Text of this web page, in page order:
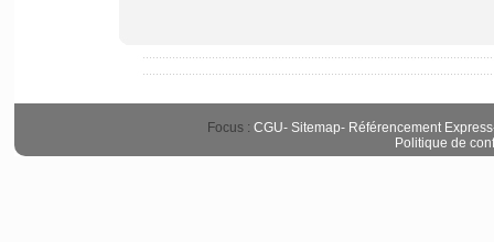
Focus : CGU- Sitemap- Référencement Express
Politique de